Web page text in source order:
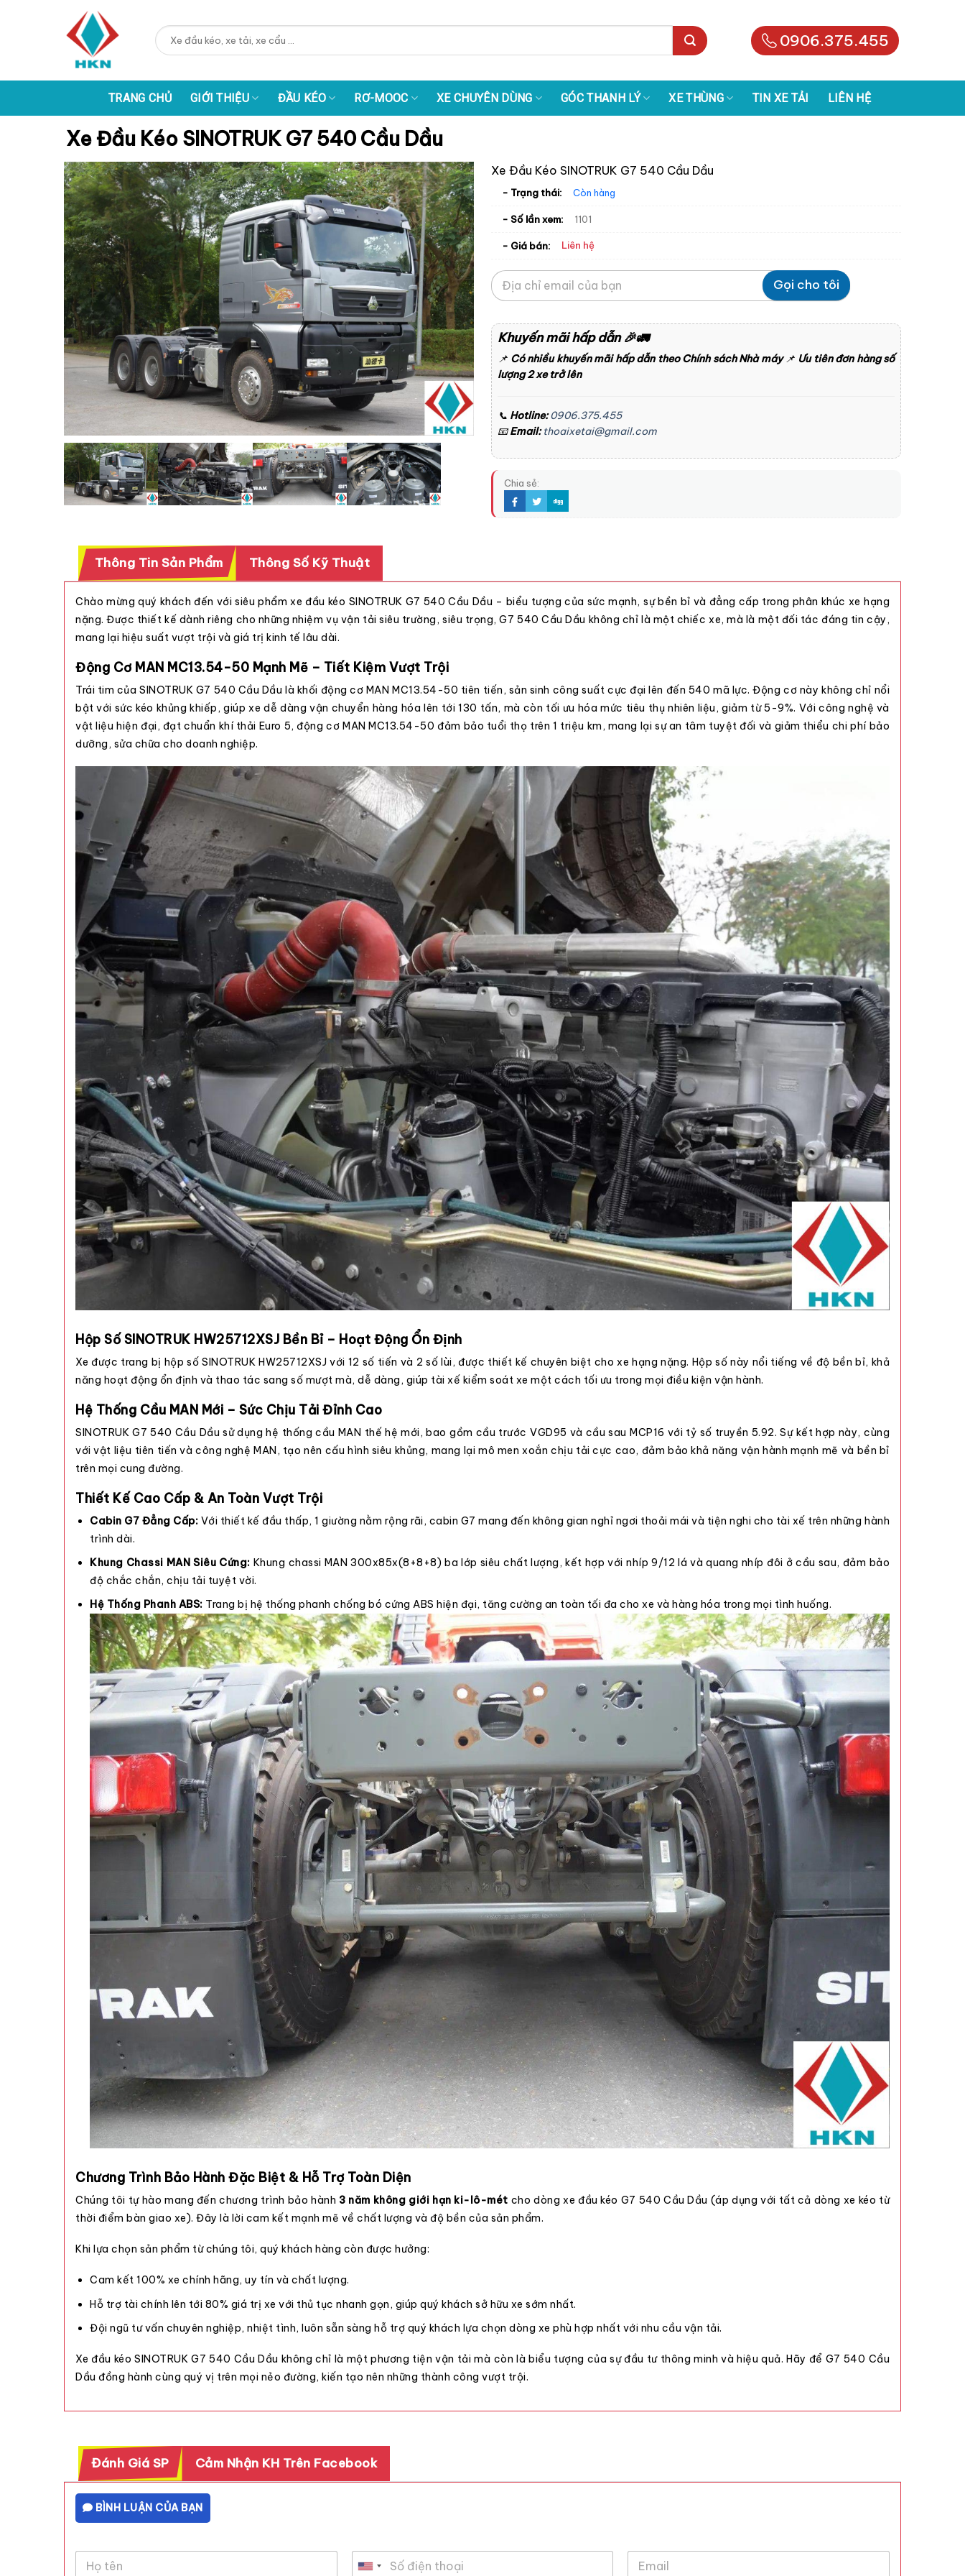
Tìm
kiếm:
0906.375.455
TRANG CHỦ GIỚI THIỆU ĐẦU KÉO RƠ-MOOC XE CHUYÊN DÙNG GÓC THANH LÝ XE THÙNG TIN XE TẢI LIÊN HỆ
Xe Đầu Kéo SINOTRUK G7 540 Cầu Dầu
Xe Đầu Kéo SINOTRUK G7 540 Cầu Dầu
- Trạng thái: Còn hàng
- Số lần xem: 1101
- Giá bán: Liên hệ
Gọi cho tôi
Khuyến mãi hấp dẫn🎉🚛
📌 Có nhiều khuyến mãi hấp dẫn theo Chính sách Nhà máy📌 Ưu tiên đơn hàng số
lượng 2 xe trở lên
📞 Hotline: 0906.375.455
📧Email: thoaixetai@gmail.com
Chia sẻ:
Thông Tin Sản Phẩm Thông Số Kỹ Thuật
Chào mừng quý khách đến với siêu phẩm xe đầu kéo SINOTRUK G7 540 Cầu Dầu – biểu tượng của sức mạnh, sự bền bỉ và đẳng cấp trong phân khúc xe hạng
nặng. Được thiết kế dành riêng cho những nhiệm vụ vận tải siêu trường, siêu trọng, G7 540 Cầu Dầu không chỉ là một chiếc xe, mà là một đối tác đáng tin cậy,
mang lại hiệu suất vượt trội và giá trị kinh tế lâu dài.
Động Cơ MAN MC13.54-50 Mạnh Mẽ – Tiết Kiệm Vượt Trội
Trái tim của SINOTRUK G7 540 Cầu Dầu là khối động cơ MAN MC13.54-50 tiên tiến, sản sinh công suất cực đại lên đến 540 mã lực. Động cơ này không chỉ nổi
bật với sức kéo khủng khiếp, giúp xe dễ dàng vận chuyển hàng hóa lên tới 130 tấn, mà còn tối ưu hóa mức tiêu thụ nhiên liệu, giảm từ 5-9%. Với công nghệ và
vật liệu hiện đại, đạt chuẩn khí thải Euro 5, động cơ MAN MC13.54-50 đảm bảo tuổi thọ trên 1 triệu km, mang lại sự an tâm tuyệt đối và giảm thiểu chi phí bảo
dưỡng, sửa chữa cho doanh nghiệp.
Hộp Số SINOTRUK HW25712XSJ Bền Bỉ – Hoạt Động Ổn Định
Xe được trang bị hộp số SINOTRUK HW25712XSJ với 12 số tiến và 2 số lùi, được thiết kế chuyên biệt cho xe hạng nặng. Hộp số này nổi tiếng về độ bền bỉ, khả
năng hoạt động ổn định và thao tác sang số mượt mà, dễ dàng, giúp tài xế kiểm soát xe một cách tối ưu trong mọi điều kiện vận hành.
Hệ Thống Cầu MAN Mới – Sức Chịu Tải Đỉnh Cao
SINOTRUK G7 540 Cầu Dầu sử dụng hệ thống cầu MAN thế hệ mới, bao gồm cầu trước VGD95 và cầu sau MCP16 với tỷ số truyền 5.92. Sự kết hợp này, cùng
với vật liệu tiên tiến và công nghệ MAN, tạo nên cấu hình siêu khủng, mang lại mô men xoắn chịu tải cực cao, đảm bảo khả năng vận hành mạnh mẽ và bền bỉ
trên mọi cung đường.
Thiết Kế Cao Cấp & An Toàn Vượt Trội
Cabin G7 Đẳng Cấp: Với thiết kế đầu thấp, 1 giường nằm rộng rãi, cabin G7 mang đến không gian nghỉ ngơi thoải mái và tiện nghi cho tài xế trên những hành
trình dài.
Khung Chassi MAN Siêu Cứng: Khung chassi MAN 300x85x(8+8+8) ba lớp siêu chất lượng, kết hợp với nhíp 9/12 lá và quang nhíp đôi ở cầu sau, đảm bảo
độ chắc chắn, chịu tải tuyệt vời.
Hệ Thống Phanh ABS: Trang bị hệ thống phanh chống bó cứng ABS hiện đại, tăng cường an toàn tối đa cho xe và hàng hóa trong mọi tình huống.
Chương Trình Bảo Hành Đặc Biệt & Hỗ Trợ Toàn Diện
Chúng tôi tự hào mang đến chương trình bảo hành 3 năm không giới hạn ki-lô-mét cho dòng xe đầu kéo G7 540 Cầu Dầu (áp dụng với tất cả dòng xe kéo từ
thời điểm bàn giao xe). Đây là lời cam kết mạnh mẽ về chất lượng và độ bền của sản phẩm.
Khi lựa chọn sản phẩm từ chúng tôi, quý khách hàng còn được hưởng:
Cam kết 100% xe chính hãng, uy tín và chất lượng.
Hỗ trợ tài chính lên tới 80% giá trị xe với thủ tục nhanh gọn, giúp quý khách sở hữu xe sớm nhất.
Đội ngũ tư vấn chuyên nghiệp, nhiệt tình, luôn sẵn sàng hỗ trợ quý khách lựa chọn dòng xe phù hợp nhất với nhu cầu vận tải.
Xe đầu kéo SINOTRUK G7 540 Cầu Dầu không chỉ là một phương tiện vận tải mà còn là biểu tượng của sự đầu tư thông minh và hiệu quả. Hãy để G7 540 Cầu
Dầu đồng hành cùng quý vị trên mọi nẻo đường, kiến tạo nên những thành công vượt trội.
Đánh Giá SP Cảm Nhận KH Trên Facebook
BÌNH LUẬN CỦA BẠN